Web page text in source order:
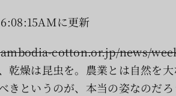
に更新
cotton.or.jp/news/
乾燥は昆虫を。農業とは自然を
きというのが、本当の姿なのだ